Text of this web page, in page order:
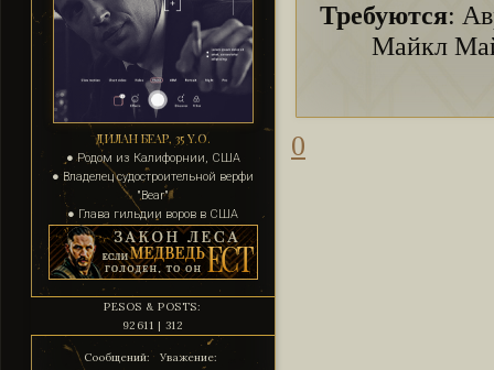
ДИЛАН БЕАР, 35 Y.O.
● Родом из Калифорнии, США
● Владелец судостроительной верфи
"Bear"
● Глава гильдии воров в США
PESOS & POSTS:
92611 | 312
Сообщений:
Уважение:
Требуются:
Майкл
0